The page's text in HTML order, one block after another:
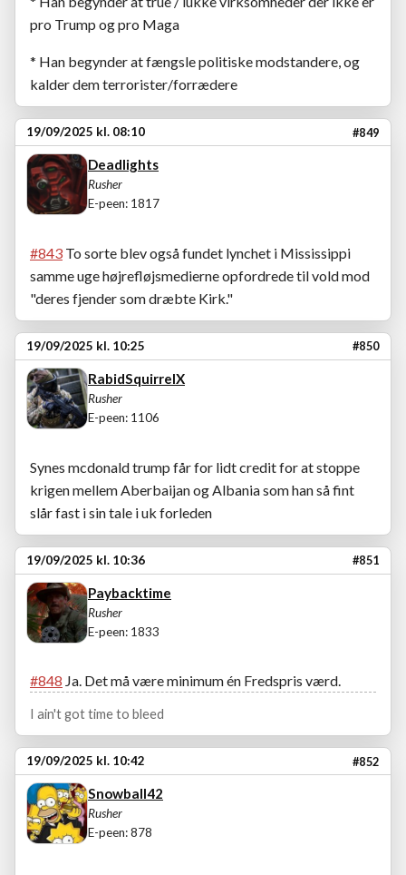
pro Trump og pro Maga
* Han begynder at fængsle politiske modstandere, og
kalder dem terrorister/forrædere
19/09/2025 kl. 08:10 #849
Deadlights
Rusher
E-peen: 1817
#843 To sorte blev også fundet lynchet i Mississippi
samme uge højrefløjsmedierne opfordrede til vold mod
"deres fjender som dræbte Kirk."
19/09/2025 kl. 10:25 #850
RabidSquirrelX
Rusher
E-peen: 1106
Synes mcdonald trump får for lidt credit for at stoppe
krigen mellem Aberbaijan og Albania som han så fint
slår fast i sin tale i uk forleden
19/09/2025 kl. 10:36 #851
Paybacktime
Rusher
E-peen: 1833
#848 Ja. Det må være minimum én Fredspris værd.
I ain't got time to bleed
19/09/2025 kl. 10:42 #852
Snowball42
Rusher
E-peen: 878